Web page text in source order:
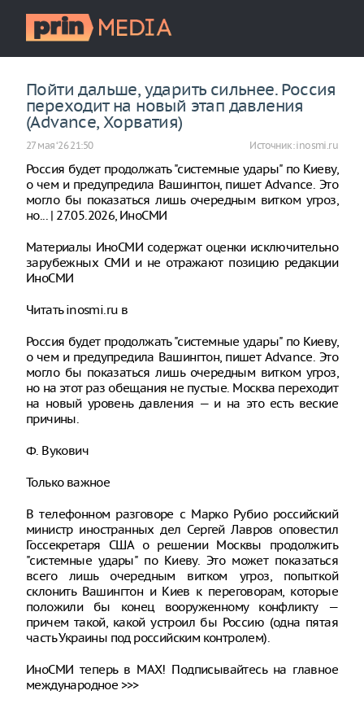
Пойти дальше, ударить сильнее. Россия
переходит на новый этап давления
(Advance, Хорватия)
27 мая ‘26 21:50 Источник:inosmi.ru
Россия будет продолжать "системные удары" по Киеву,
о чем и предупредила Вашингтон, пишет Advance. Это
могло бы показаться лишь очередным витком угроз,
но... | 27.05.2026, ИноСМИ
Материалы ИноСМИ содержат оценки исключительно
зарубежных СМИ и не отражают позицию редакции
ИноСМИ
Читать inosmi.ru в
Россия будет продолжать "системные удары" по Киеву,
о чем и предупредила Вашингтон, пишет Advance. Это
могло бы показаться лишь очередным витком угроз,
но на этот раз обещания не пустые. Москва переходит
на новый уровень давления — и на это есть веские
причины.
Ф. Вукович
Только важное
В телефонном разговоре с Марко Рубио российский
министр иностранных дел Сергей Лавров оповестил
Госсекретаря США о решении Москвы продолжить
"системные удары" по Киеву. Это может показаться
всего лишь очередным витком угроз, попыткой
склонить Вашингтон и Киев к переговорам, которые
положили бы конец вооруженному конфликту —
причем такой, какой устроил бы Россию (одна пятая
часть Украины под российским контролем).
ИноСМИ теперь в MAX! Подписывайтесь на главное
международное >>>